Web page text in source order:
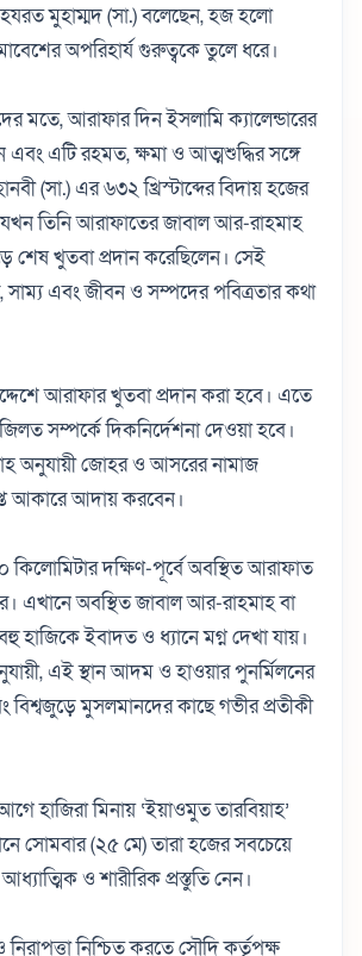
মুহাম্মদ (সা.) বলেছেন, হজ হলো
অপরিহার্য গুরুত্বকে তুলে ধরে।
মতে, আরাফার দিন ইসলামি ক্যালেন্ডারের
এবং এটি রহমত, ক্ষমা ও আত্মশুদ্ধির সঙ্গে
(সা.) এর ৬৩২ খ্রিস্টাব্দের বিদায় হজের
তিনি আরাফাতের জাবাল আর-রাহমাহ
শেষ খুতবা প্রদান করেছিলেন। সেই
সাম্য এবং জীবন ও সম্পদের পবিত্রতার কথা
আরাফার খুতবা প্রদান করা হবে। এতে
সম্পর্কে দিকনির্দেশনা দেওয়া হবে।
অনুযায়ী জোহর ও আসরের নামাজ
আকারে আদায় করবেন।
কিলোমিটার দক্ষিণ-পূর্বে অবস্থিত আরাফাত
এখানে অবস্থিত জাবাল আর-রাহমাহ বা
হাজিকে ইবাদত ও ধ্যানে মগ্ন দেখা যায়।
এই স্থান আদম ও হাওয়ার পুনর্মিলনের
বিশ্বজুড়ে মুসলমানদের কাছে গভীর প্রতীকী
হাজিরা মিনায় ‘ইয়াওমুত তারবিয়াহ’
সোমবার (২৫ মে) তারা হজের সবচেয়ে
ও শারীরিক প্রস্তুতি নেন।
নিশ্চিত করতে সৌদি কর্তৃপক্ষ